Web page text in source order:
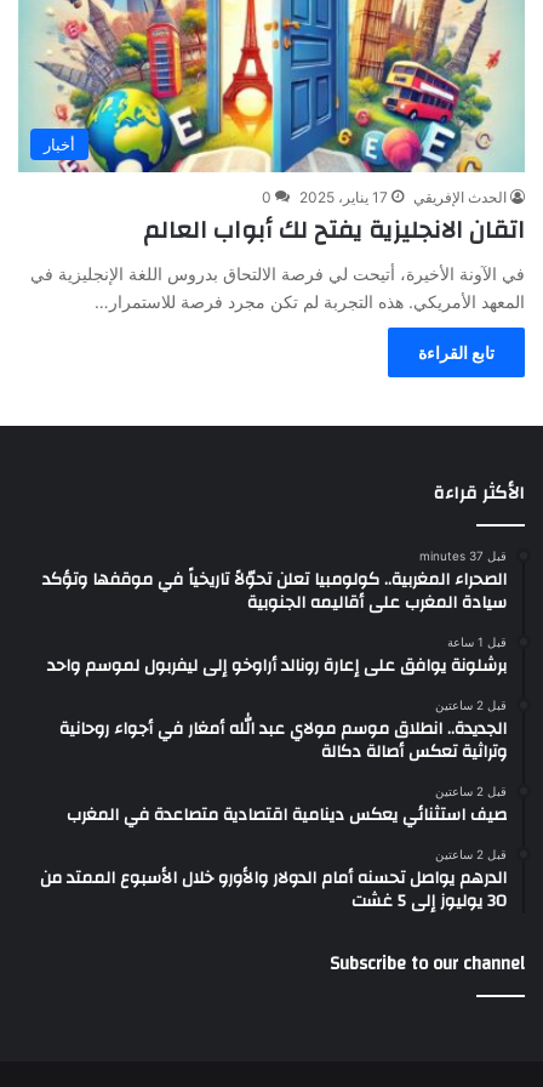
أخبار
الحدث الإفريقي 17 يناير، 2025 0
اتقان الانجليزية يفتح لك أبواب العالم
في الآونة الأخيرة، أتيحت لي فرصة الالتحاق بدروس اللغة الإنجليزية في
المعهد الأمريكي. هذه التجربة لم تكن مجرد فرصة للاستمرار…
تابع القراءة
الأكثر قراءة
قبل 37 minutes
الصحراء المغربية.. كولومبيا تعلن تحوّلاً تاريخياً في موقفها وتؤكد
سيادة المغرب على أقاليمه الجنوبية
قبل 1 ساعة
برشلونة يوافق على إعارة رونالد أراوخو إلى ليفربول لموسم واحد
قبل 2 ساعتين
الجديدة.. انطلاق موسم مولاي عبد الله أمغار في أجواء روحانية
وتراثية تعكس أصالة دكالة
قبل 2 ساعتين
صيف استثنائي يعكس دينامية اقتصادية متصاعدة في المغرب
قبل 2 ساعتين
الدرهم يواصل تحسنه أمام الدولار والأورو خلال الأسبوع الممتد من
30 يوليوز إلى 5 غشت
Subscribe to our channel